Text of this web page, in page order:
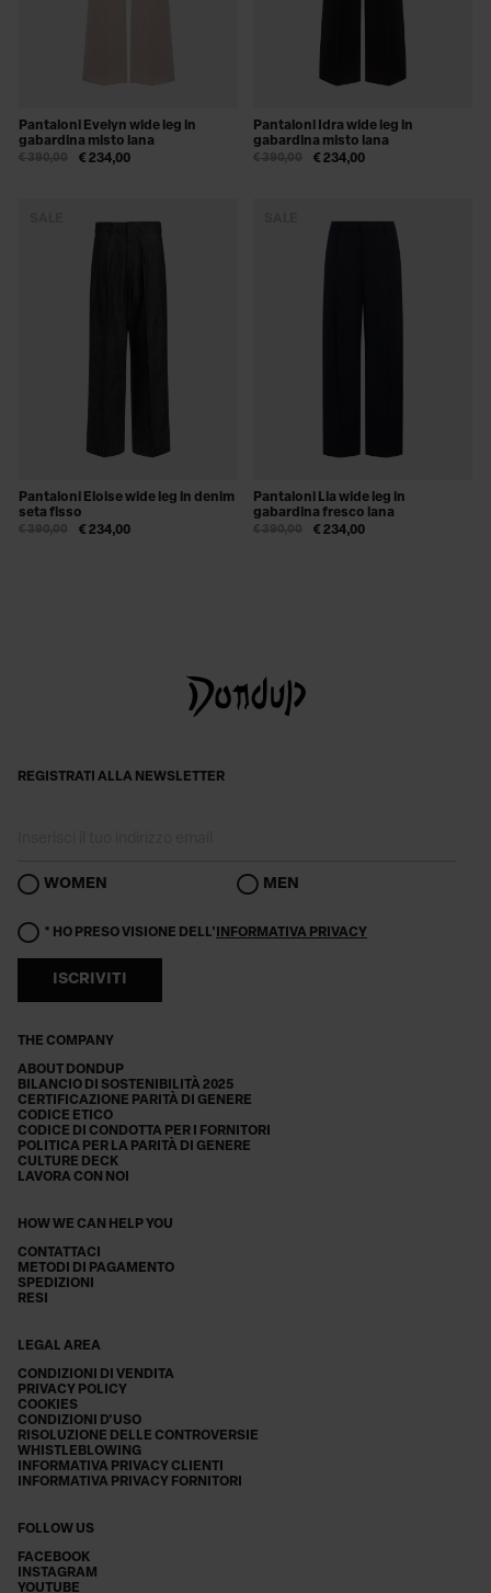
Pantaloni Evelyn wide leg in
gabardina misto lana
€ 234,00
€ 390,00
Pantaloni Idra wide leg in
gabardina misto lana
€ 234,00
€ 390,00
Pantaloni Eloise wide leg in denim
seta fisso
€ 234,00
€ 390,00
Pantaloni Lia wide leg in
gabardina fresco lana
€ 234,00
€ 390,00
THE COMPANY
ABOUT DONDUP
BILANCIO DI SOSTENIBILITÀ 2025
CERTIFICAZIONE PARITÀ DI GENERE
CODICE ETICO
CODICE DI CONDOTTA PER I FORNITORI
POLITICA PER LA PARITÀ DI GENERE
CULTURE DECK
LAVORA CON NOI
HOW WE CAN HELP YOU
CONTATTACI
METODI DI PAGAMENTO
SPEDIZIONI
RESI
LEGAL AREA
CONDIZIONI DI VENDITA
PRIVACY POLICY
COOKIES
CONDIZIONI D'USO
RISOLUZIONE DELLE CONTROVERSIE
WHISTLEBLOWING
INFORMATIVA PRIVACY CLIENTI
INFORMATIVA PRIVACY FORNITORI
FOLLOW US
FACEBOOK
INSTAGRAM
YOUTUBE
REGISTRATI ALLA NEWSLETTER
WOMEN MEN
* HO PRESO VISIONE DELL' INFORMATIVA PRIVACY
ISCRIVITI